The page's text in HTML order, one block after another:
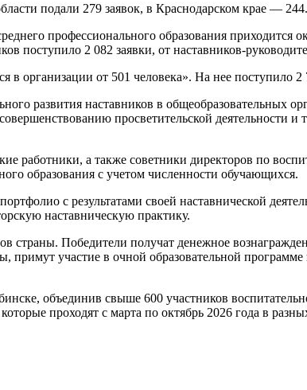
подали 279 заявок, в Краснодарском крае — 244.
профессионального образования приходится
поступило 2 082 заявки, от наставников-
организации от 501 человека». На нее поступило 2
развития наставников в общеобразовательных
просветительской деятельности
работники, а также советники директоров по
образования с учетом численности обучающихся.
с результатами своей наставнической
наставническую практику.
страны. Победители получат денежное
примут участие в очной образовательной
объединив свыше 600 участников
проходят с марта по октябрь 2026 года в